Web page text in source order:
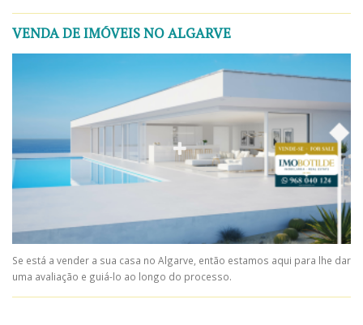
VENDA DE IMÓVEIS NO ALGARVE
Se está a vender a sua casa no Algarve, então estamos aqui para lhe dar
uma avaliação e guiá-lo ao longo do processo.